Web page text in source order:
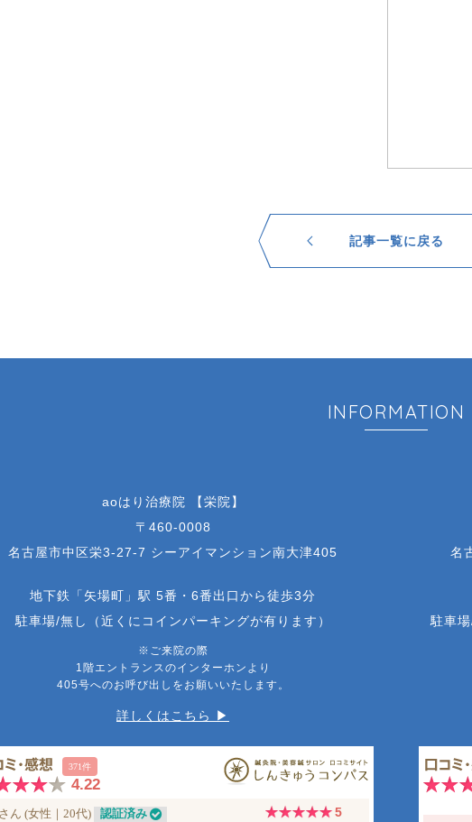
記事一覧に戻る
INFORMATION
aoはり治療院 【栄院】
〒460-0008
名古屋市中区栄3-27-7 シーアイマンション南大津405
地下鉄「矢場町」駅 5番・6番出口から徒歩3分
駐車場/無し（近くにコインパーキングが有ります）
※ご来院の際
1階エントランスのインターホンより
405号へのお呼び出しをお願いいたします。
詳しくはこちら ▶︎
名
駐車